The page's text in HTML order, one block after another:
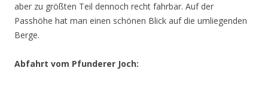
aber zu größten Teil dennoch recht fahrbar. Auf der
Passhöhe hat man einen schönen Blick auf die umliegenden
Berge.
Abfahrt vom Pfunderer Joch: